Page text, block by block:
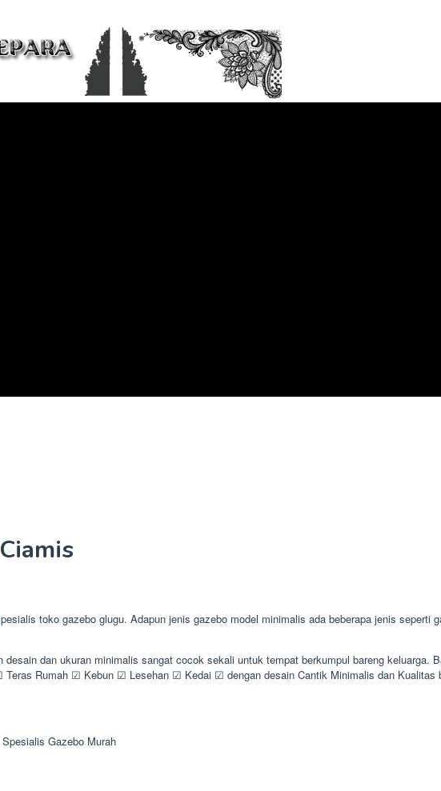
toko gazebo glugu. Adapun jenis gazebo model minimalis ada beberapa jenis seperti
desain dan ukuran minimalis sangat cocok sekali untuk tempat berkumpul bareng
Rumah ☑ Kebun ☑ Lesehan ☑ Kedai ☑ dengan desain Cantik Minimalis dan Kualitas
Gazebo Murah